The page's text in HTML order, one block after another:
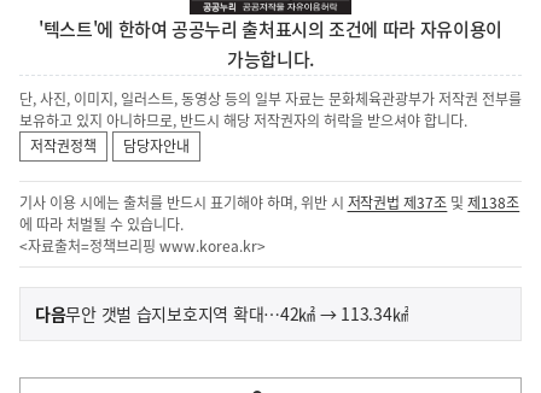
'텍스트'에 한하여 공공누리 출처표시의 조건에 따라 자유이용이
가능합니다.
단, 사진, 이미지, 일러스트, 동영상 등의 일부 자료는 문화체육관광부가 저작권 전부를
보유하고 있지 아니하므로, 반드시 해당 저작권자의 허락을 받으셔야 합니다.
저작권정책
담당자안내
기사 이용 시에는 출처를 반드시 표기해야 하며, 위반 시 저작권법 제37조 및제138조
에 따라 처벌될 수 있습니다.
<자료출처=정책브리핑 www.korea.kr>
이
전
다
다음기
무안 갯벌 습지보호지역 확대…42㎢ → 113.34㎢